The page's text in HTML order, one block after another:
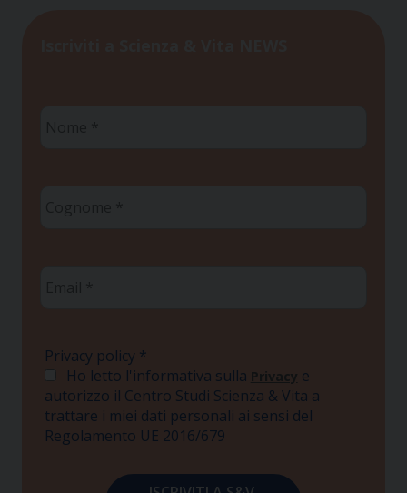
Privacy policy *
Ho letto l'informativa sulla Privacy e
autorizzo il Centro Studi Scienza & Vita a
trattare i miei dati personali ai sensi del
Regolamento UE 2016/679